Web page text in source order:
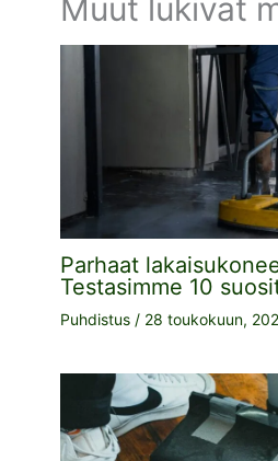
Muut lukivat
Parhaat
Testasimme 10
Puhdistus / 28 toukokuun,